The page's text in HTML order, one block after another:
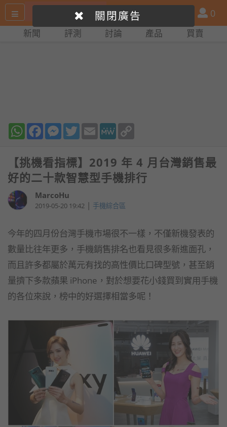
尋
產
品
比
會
員
0
新聞 評測 討論 產品 買賣
WhatsAppFacebookMessenger
TwitterEmail MeWe
【挑機看指標】2019 年 4 月台灣銷售最
好的二十款智慧型手機排行
MarcoHu
2019-05-20 19:42 | 手機綜合區
今年的四月份台灣手機市場很不一樣，不僅新機發表的
數量比往年更多，手機銷售排名也看見很多新進面孔，
而且許多都屬於萬元有找的高性價比口碑型號，甚至銷
量擠下多款蘋果 iPhone，對於想要花小錢買到實用手機
的各位來說，榜中的好選擇相當多呢！
關閉廣告